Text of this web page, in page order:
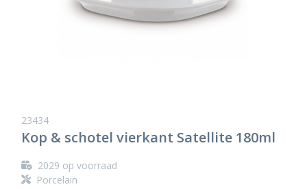
23434
Kop & schotel vierkant Satellite 180ml
2029 op voorraad
Porcelain